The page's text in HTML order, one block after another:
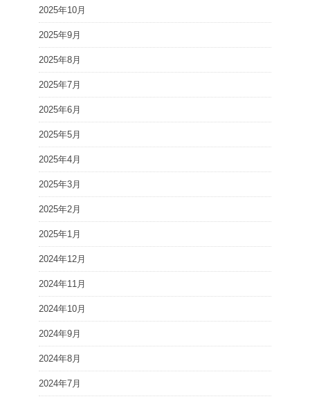
2025年10月
2025年9月
2025年8月
2025年7月
2025年6月
2025年5月
2025年4月
2025年3月
2025年2月
2025年1月
2024年12月
2024年11月
2024年10月
2024年9月
2024年8月
2024年7月